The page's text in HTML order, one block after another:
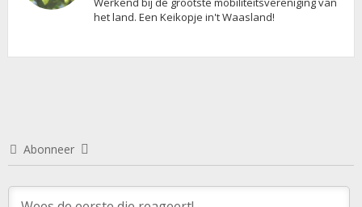
het land. Een Keikopje in't Waasland!
Abonneer